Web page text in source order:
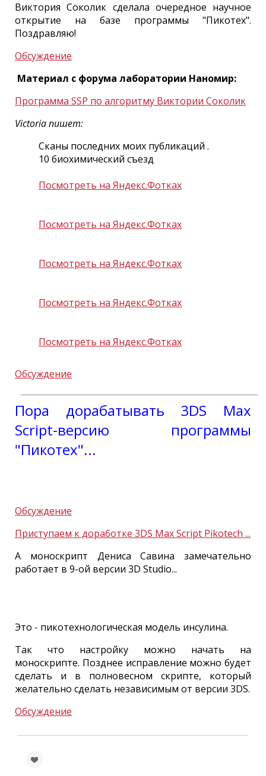
Виктория Соколик сделала очередное научное
открытие на базе программы "Пикотех".
Поздравляю!
Обсуждение
Материал с форума лаборатории Наномир:
Программа SSP по алгоритму Виктории Соколик
Victoria пишет:
Сканы последних моих публикаций .
10 биохимический съезд
Посмотреть на Яндекс.Фотках
Посмотреть на Яндекс.Фотках
Посмотреть на Яндекс.Фотках
Посмотреть на Яндекс.Фотках
Посмотреть на Яндекс.Фотках
Обсуждение
Пора дорабатывать 3DS Max
Script-версию программы
"Пикотех"...
Обсуждение
Приступаем к доработке 3DS Max Script Pikotech ...
А моноскрипт Дениса Савина замечательно
работает в 9-ой версии 3D Studio...
Это - пикотехнологическая модель инсулина.
Так что настройку можно начать на
моноскрипте. Позднее исправление можно будет
сделать и в полновесном скрипте, который
желательно сделать независимым от версии 3DS.
Обсуждение